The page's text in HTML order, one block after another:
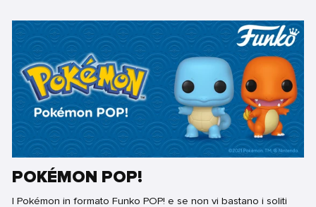
POKÉMON POP!
I Pokémon in formato Funko POP! e se non vi bastano i soliti